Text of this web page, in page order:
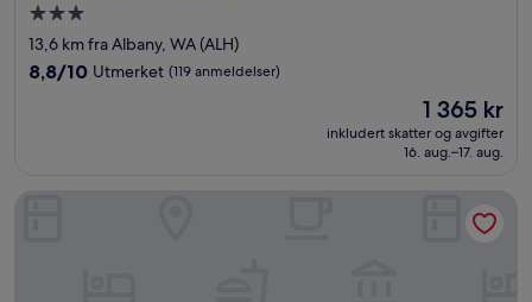
Overnattingssted
med
3.0
stjerner
13,6 km fra Albany, WA (ALH)
8.8
8,8/10 Utmerket (119 anmeldelser)
Prisen
1 365 kr
1 365 kr
inkludert skatter og avgifter
16. aug.–17. aug.
Rose Gardens Holiday Park